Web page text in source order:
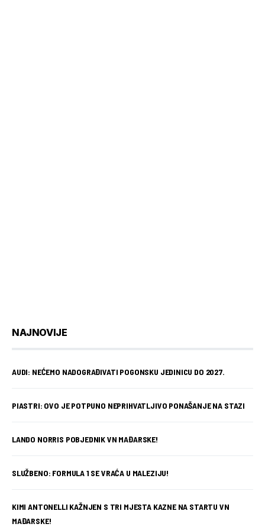
NAJNOVIJE
AUDI: NEĆEMO NADOGRAĐIVATI POGONSKU JEDINICU DO 2027.
PIASTRI: OVO JE POTPUNO NEPRIHVATLJIVO PONAŠANJE NA STAZI
LANDO NORRIS POBJEDNIK VN MAĐARSKE!
SLUŽBENO: FORMULA 1 SE VRAĆA U MALEZIJU!
KIMI ANTONELLI KAŽNJEN S TRI MJESTA KAZNE NA STARTU VN
MAĐARSKE!